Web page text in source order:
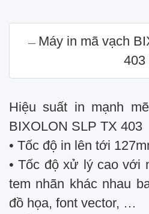
Máy in mã vạch
403
Hiệu suất in mạnh
BIXOLON SLP TX 403
• Tốc độ in lên tới
• Tốc độ xử lý cao với
tem nhãn khác nhau
đồ họa, font vector, …